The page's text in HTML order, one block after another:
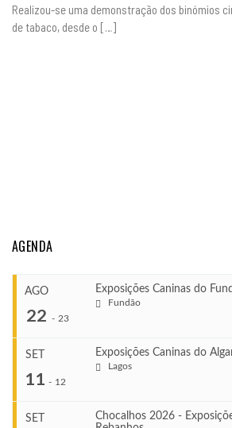
Realizou-se uma demonstração dos binómios
de tabaco, desde o […]
AGENDA
AGO
22 - 23
Exposições Caninas do
Fundão
SET
11 - 12
Exposições Caninas do
Lagos
SET
Chocalhos 2026 -